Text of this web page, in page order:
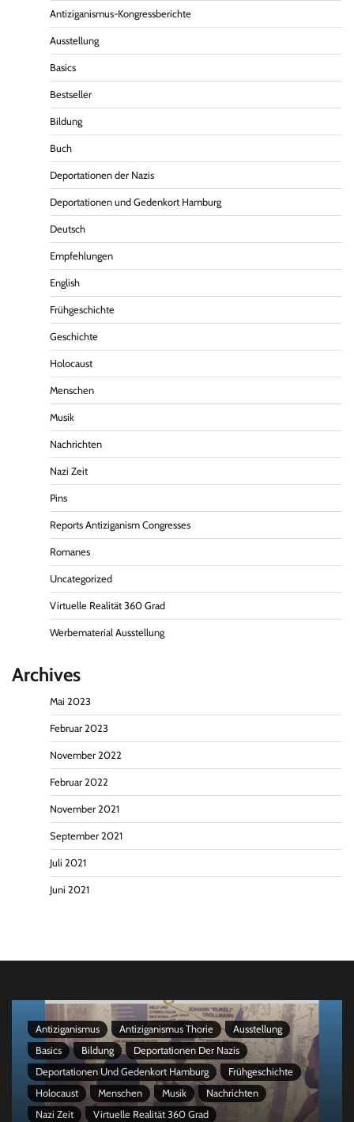
Antiziganismus-Kongressberichte
Ausstellung
Basics
Bestseller
Bildung
Buch
Deportationen der Nazis
Deportationen und Gedenkort Hamburg
Deutsch
Empfehlungen
English
Frühgeschichte
Geschichte
Holocaust
Menschen
Musik
Nachrichten
Nazi Zeit
Pins
Reports Antiziganism Congresses
Romanes
Uncategorized
Virtuelle Realität 360 Grad
Werbematerial Ausstellung
Archives
Mai 2023
Februar 2023
November 2022
Februar 2022
November 2021
September 2021
Juli 2021
Juni 2021
Antiziganismus Antiziganismus Thorie
Ausstellung
Basics
Bildung
Deportationen Der Nazis
Deportationen Und Gedenkort Hamburg
Frühgeschichte
Holocaust
Menschen Musik
Nachrichten
Nazi Zeit
Virtuelle Realität 360 Grad